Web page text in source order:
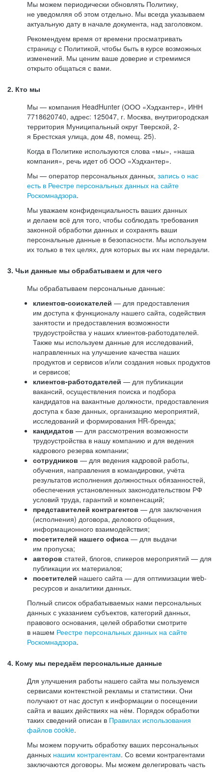
Мы можем периодически обновлять Политику,
не уведомляя об этом отдельно. Мы всегда указываем
актуальную дату в начале документа, над заголовком.
Рекомендуем время от времени просматривать
страницу с Политикой, чтобы быть в курсе возможных
изменений. Мы ценим ваше доверие и стремимся
открыто общаться с вами.
2. Кто мы
Мы — компания HeadHunter (ООО «Хэдхантер», ИНН
7718620740, адрес: 125047, г. Москва, внутригородская
территория Муниципальный округ Тверской, 2-
я Брестская улица, дом 48, помещ. 25).
Когда в Политике используются слова «мы», «наша
компания», речь идет об ООО «Хэдхантер».
Мы — оператор персональных данных, запись о нас
есть в Реестре персональных данных на сайте
Роскомнадзора.
Мы уважаем конфиденциальность ваших данных
и делаем всё для того, чтобы соблюдать требования
законной обработки данных и сохранять ваши
персональные данные в безопасности. Мы используем
их только в тех целях, для которых вы их нам передали.
3. Чьи данные мы обрабатываем и для чего
Мы обрабатываем персональные данные:
клиентов-соискателей — для предоставления
им доступа к функционалу нашего сайта, содействия
занятости и предоставления возможности
трудоустройства у наших клиентов-работодателей.
Также мы используем данные для исследований,
направленных на улучшение качества наших
продуктов и сервисов и/или создания новых продуктов
и сервисов;
клиентов-работодателей — для публикации
вакансий, осуществления поиска и подбора
кандидатов на вакантные должности, предоставления
доступа к базе данных, организацию мероприятий,
исследований и формирования HR-бренда;
кандидатов — для рассмотрения возможности
трудоустройства в нашу компанию и для ведения
кадрового резерва компании;
сотрудников — для ведения кадровой работы,
обучения, направления в командировки, учёта
результатов исполнения должностных обязанностей,
обеспечения установленных законодательством РФ
условий труда, гарантий и компенсаций;
представителей контрагентов — для заключения
(исполнения) договора, делового общения,
информационного взаимодействия;
посетителей нашего офиса — для выдачи
им пропуска;
авторов статей, блогов, спикеров мероприятий — для
публикации их материалов;
посетителей нашего сайта — для оптимизации web-
ресурсов и аналитики данных.
Полный список обрабатываемых нами персональных
данных с указанием субъектов, категорий данных,
правового основания, целей обработки смотрите
в нашем Реестре персональных данных на сайте
Роскомнадзора.
4. Кому мы передаём персональные данные
Для улучшения работы нашего сайта мы пользуемся
сервисами контекстной рекламы и статистики. Они
получают от нас доступ к информации о посещении
сайта и ваших действиях на нём. Порядок обработки
таких сведений описан в Правилах использования
файлов cookie.
Мы можем поручить обработку ваших персональных
данных нашим контрагентам. Со всеми контрагентами
заключаются договоры. Мы можем делегировать часть